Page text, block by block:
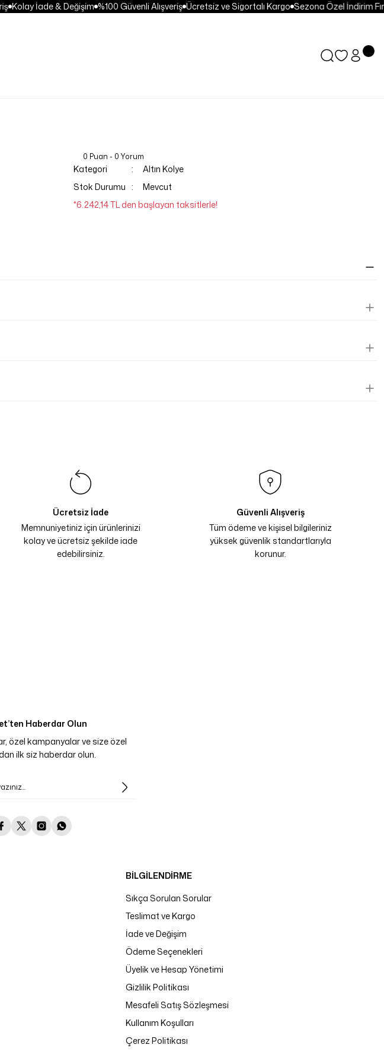
Kolay İade & Değişim %100 Güvenli Alışveriş Ücretsiz ve Sigortalı Kargo Sezona Özel İndirim
0 Puan - 0 Yorum
Kategori
Altın Kolye
Stok Durumu
Mevcut
*6.242,14 TL den başlayan taksitlerle!
Ücretsiz İade
Memnuniyetiniz için ürünlerinizi
kolay ve ücretsiz şekilde iade
edebilirsiniz.
Güvenli Alışveriş
Tüm ödeme ve kişisel bilgileriniz
yüksek güvenlik standartlarıyla
korunur.
Haberdar Olun
özel kampanyalar ve size özel
ilk siz haberdar olun.
BİLGİLENDİRME
Sıkça Sorulan Sorular
Teslimat ve Kargo
İade ve Değişim
Ödeme Seçenekleri
Üyelik ve Hesap Yönetimi
Gizlilik Politikası
Mesafeli Satış Sözleşmesi
Kullanım Koşulları
Çerez Politikası